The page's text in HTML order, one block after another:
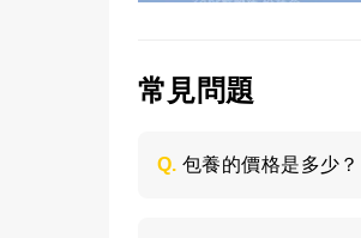
常見問題
Q. 包養的價格是多少？